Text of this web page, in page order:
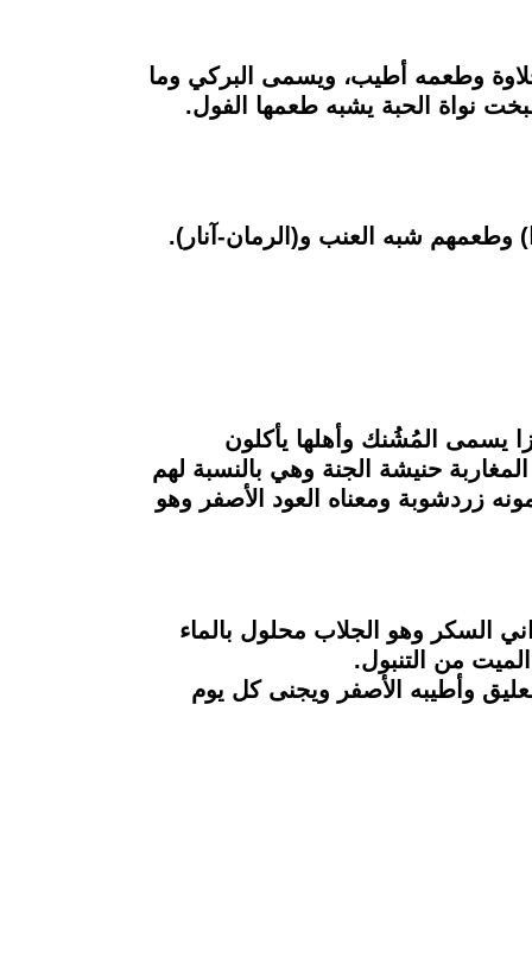
وطعمه أطيب، ويسمى البركي وما
نواة الحبة يشبه طعمها الفول.
وطعمهم شبه العنب و(الرمان-آنار).
يسمى المُشُنك وأهلها يأكلون
حنيشة الجنة وهي بالنسبة لهم
زردشوبة ومعناه العود الأصفر وهو
السكر وهو الجلاب محلول بالماء
من التنبول.
وأطيبه الأصفر ويجنى كل يوم